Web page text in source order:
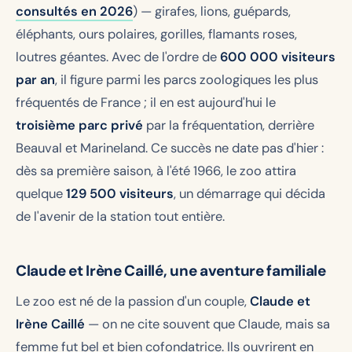
consultés en 2026) — girafes, lions, guépards,
éléphants, ours polaires, gorilles, flamants roses,
loutres géantes. Avec de l'ordre de600 000 visiteurs
par an, il figure parmi les parcs zoologiques les plus
fréquentés de France ; il en est aujourd'hui le
troisième parc privé par la fréquentation, derrière
Beauval et Marineland. Ce succès ne date pas d'hier :
dès sa première saison, à l'été 1966, le zoo attira
quelque129 500 visiteurs, un démarrage qui décida
de l'avenir de la station tout entière.
Claude et Irène Caillé, une aventure familiale
Le zoo est né de la passion d'un couple,Claude et
Irène Caillé — on ne cite souvent que Claude, mais sa
femme fut bel et bien cofondatrice. Ils ouvrirent en